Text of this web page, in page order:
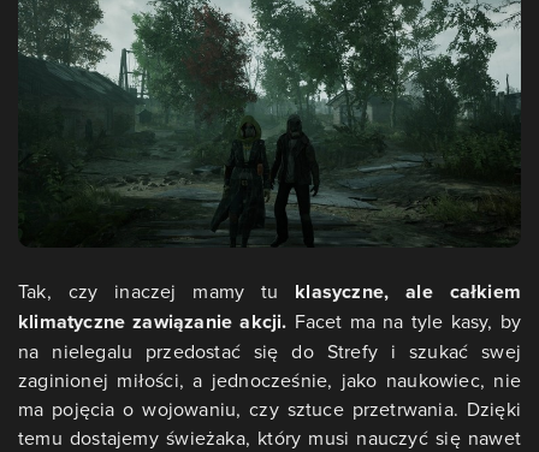
Tak, czy inaczej mamy tu klasyczne, ale całkiem
klimatyczne zawiązanie akcji. Facet ma na tyle kasy, by
na nielegalu przedostać się do Strefy i szukać swej
zaginionej miłości, a jednocześnie, jako naukowiec, nie
ma pojęcia o wojowaniu, czy sztuce przetrwania. Dzięki
temu dostajemy świeżaka, który musi nauczyć się nawet